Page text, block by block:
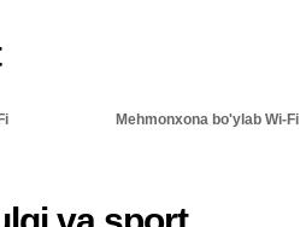
Mehmonxona bo'ylab Wi-Fi